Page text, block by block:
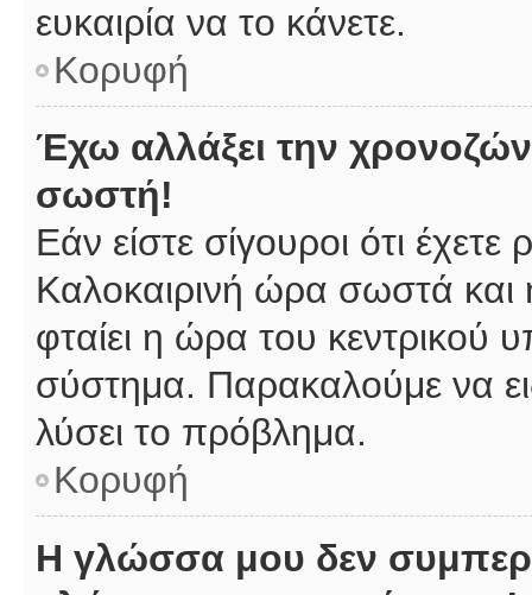
ευκαιρία να το κάνετε.
Κορυφή
Έχω αλλάξει την
σωστή!
Εάν είστε σίγουροι ότι
Καλοκαιρινή ώρα σωστά και
φταίει η ώρα του κεντρικού
σύστημα. Παρακαλούμε να
λύσει το πρόβλημα.
Κορυφή
Η γλώσσα μου δεν